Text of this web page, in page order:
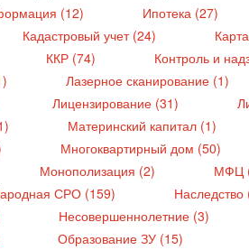
(12)
Ипотека (27)
Кадастровый учет (24)
ККР (74)
Контроль и
Лазерное сканирование (1)
Лицензирование (31)
Материнский капитал (1)
Многоквартирный дом (50)
Монополизация (2)
МФЦ
СРО (159)
Наследство
Несовершеннолетние (3)
Образование ЗУ (15)